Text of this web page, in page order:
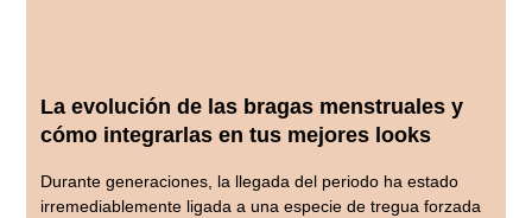
La evolución de las bragas menstruales y
cómo integrarlas en tus mejores looks
Durante generaciones, la llegada del periodo ha estado
irremediablemente ligada a una especie de tregua forzada